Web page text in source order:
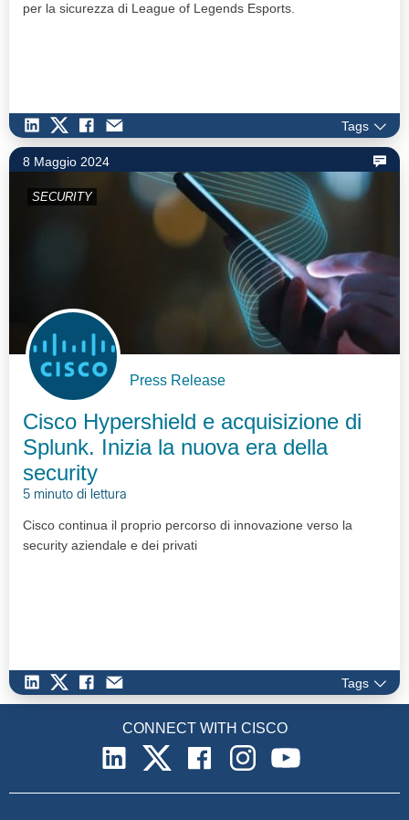
per la sicurezza di League of Legends Esports.
Tags
8 Maggio 2024
SECURITY
Press Release
Cisco Hypershield e acquisizione di
Splunk. Inizia la nuova era della
security
5 minuto di lettura
Cisco continua il proprio percorso di innovazione verso la
security aziendale e dei privati
Tags
CONNECT WITH CISCO